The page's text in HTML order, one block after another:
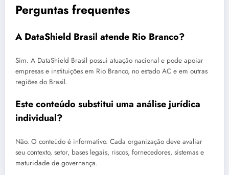
Perguntas frequentes
A DataShield Brasil atende Rio Branco?
Sim. A DataShield Brasil possui atuação nacional e pode apoiar
empresas e instituições em Rio Branco, no estado AC e em outras
regiões do Brasil.
Este conteúdo substitui uma análise jurídica
individual?
Não. O conteúdo é informativo. Cada organização deve avaliar
seu contexto, setor, bases legais, riscos, fornecedores, sistemas e
maturidade de governança.